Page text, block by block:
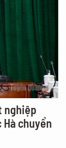
nghiệp
Hà chuyển